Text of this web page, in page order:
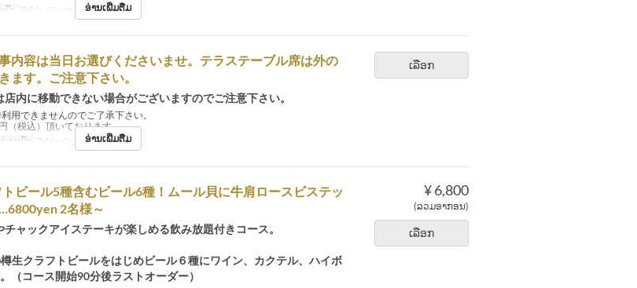
ນັ່ງ Table, Counter, Terrace
ອ່ານເພີ່ມຕື່ມ
ເລືອກ
内容は当日お選びくださいませ。テラステーブル席は外の
ます。ご注意下さい。
内に移動できない場合がございますのでご注意下さい。
用できませんのでご了承下さい。
（税込）頂いております。
ອນນັ່ງ Table, Counter, Terrace
ອ່ານເພີ່ມຕື່ມ
¥ 6,800
(ລວມອາກອນ)
ເລືອກ
トビール5種含むビール6種！ムール貝に牛肩ロースビステッ
2名様～
ャックアイステーキが楽しめる飲み放題付きコース。
生クラフトビールをはじめビール６種にワイン、カクテル、ハイボ
（コース開始90分後ラストオーダー）